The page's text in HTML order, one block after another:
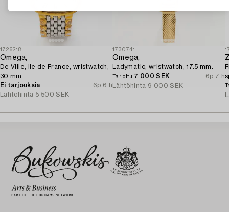
1726218
Omega,
De Ville, Ile de France, wristwatch,
30 mm.
Ei tarjouksia
6p 6 h
Lähtöhinta 5 500 SEK
1730741
Omega,
Ladymatic, wristwatch, 17.5 mm.
Tarjottu 7 000 SEK
6p 7 h
Lähtöhinta 9 000 SEK